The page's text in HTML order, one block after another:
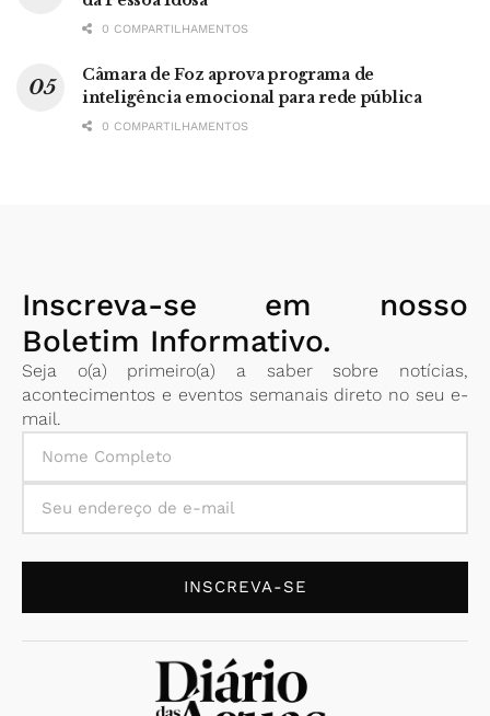
0 COMPARTILHAMENTOS
Câmara de Foz aprova programa de
inteligência emocional para rede pública
0 COMPARTILHAMENTOS
Inscreva-se em nosso
Boletim Informativo.
Seja o(a) primeiro(a) a saber sobre notícias,
acontecimentos e eventos semanais direto no seu e-
mail.
INSCREVA-SE